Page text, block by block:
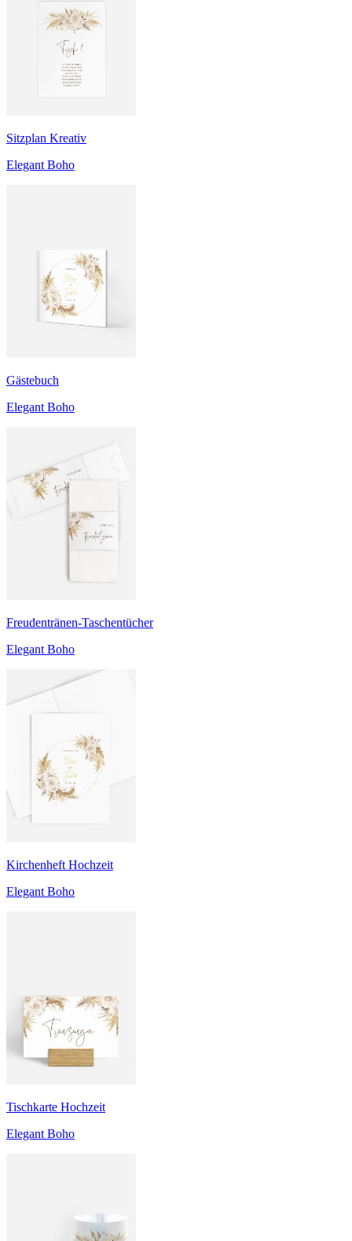
Sitzplan Kreativ
Elegant Boho
Gästebuch
Elegant Boho
Freudentränen-Taschentücher
Elegant Boho
Kirchenheft Hochzeit
Elegant Boho
Tischkarte Hochzeit
Elegant Boho